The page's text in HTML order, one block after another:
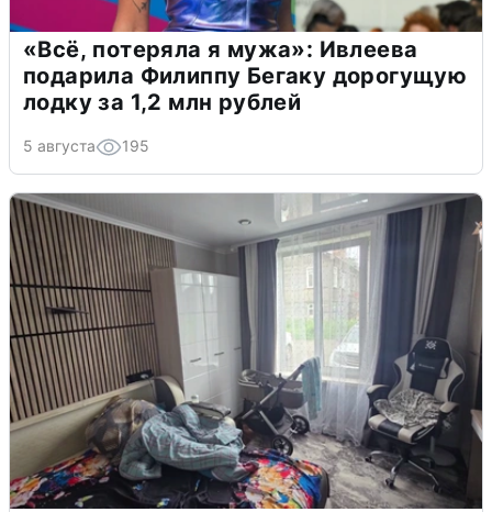
«Всё, потеряла я мужа»: Ивлеева
подарила Филиппу Бегаку дорогущую
лодку за 1,2 млн рублей
5 августа 195